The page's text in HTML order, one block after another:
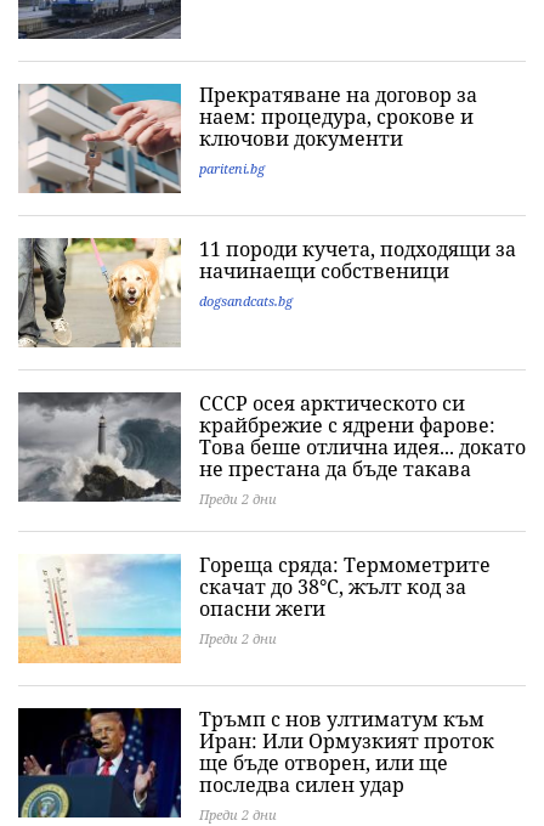
Прекратяване на договор за
наем: процедура, срокове и
ключови документи
pariteni.bg
11 породи кучета, подходящи за
начинаещи собственици
dogsandcats.bg
СССР осея арктическото си
крайбрежие с ядрени фарове:
Това беше отлична идея... докато
не престана да бъде такава
Преди 2 дни
Гореща сряда: Термометрите
скачат до 38°C, жълт код за
опасни жеги
Преди 2 дни
Тръмп с нов ултиматум към
Иран: Или Ормузкият проток
ще бъде отворен, или ще
последва силен удар
Преди 2 дни